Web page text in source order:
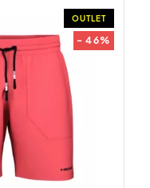
OUTLET
- 46%